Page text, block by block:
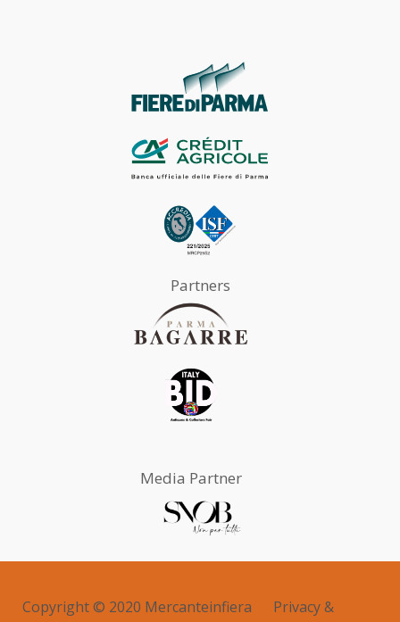
Partners
Media Partner
Copyright © 2020 Mercanteinfiera Privacy &